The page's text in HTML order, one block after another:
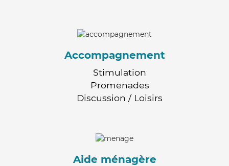
Accompagnement
Stimulation
Promenades
Discussion / Loisirs
Aide ménagère